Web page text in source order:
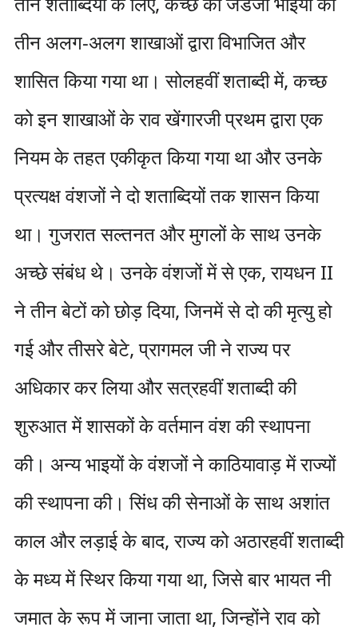
तीन अलग-अलग शाखाओं द्वारा विभाजित और
शासित किया गया था। सोलहवीं शताब्दी में, कच्छ
को इन शाखाओं के राव खेंगारजी प्रथम द्वारा एक
नियम के तहत एकीकृत किया गया था और उनके
प्रत्यक्ष वंशजों ने दो शताब्दियों तक शासन किया
था। गुजरात सल्तनत और मुगलों के साथ उनके
अच्छे संबंध थे। उनके वंशजों में से एक, रायधन II
ने तीन बेटों को छोड़ दिया, जिनमें से दो की मृत्यु हो
गई और तीसरे बेटे, प्रागमल जी ने राज्य पर
अधिकार कर लिया और सत्रहवीं शताब्दी की
शुरुआत में शासकों के वर्तमान वंश की स्थापना
की। अन्य भाइयों के वंशजों ने काठियावाड़ में राज्यों
की स्थापना की। सिंध की सेनाओं के साथ अशांत
काल और लड़ाई के बाद, राज्य को अठारहवीं शताब्दी
के मध्य में स्थिर किया गया था, जिसे बार भायत नी
जमात के रूप में जाना जाता था, जिन्होंने राव को